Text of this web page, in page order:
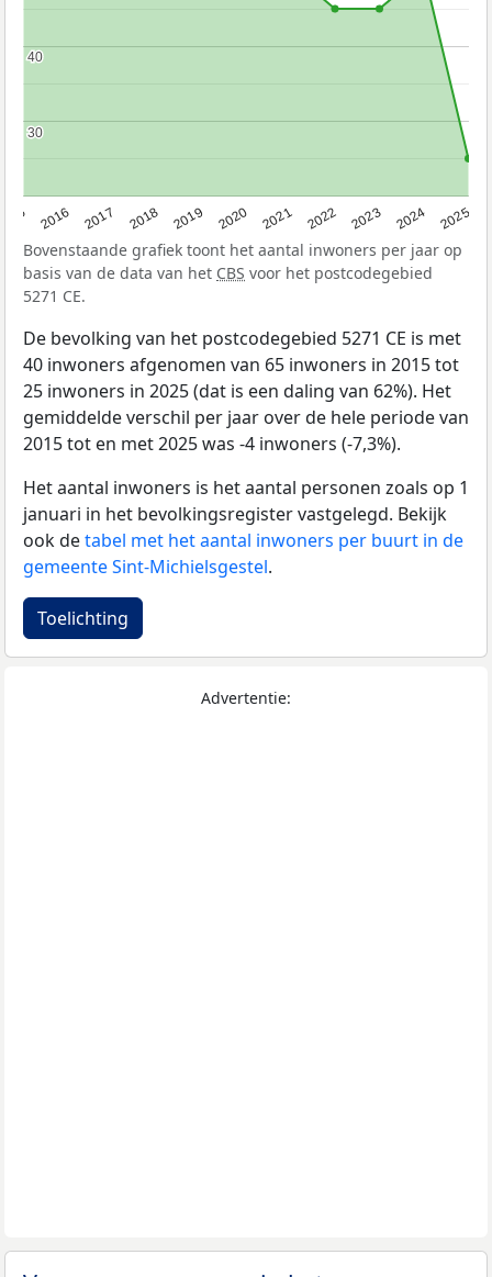
2016 2017 2018 2019 2020 2021 2022 2023 2024 2025
30
30
40
40
Bovenstaande grafiek toont het aantal inwoners per jaar op
basis van de data van het CBS voor het postcodegebied
5271 CE.
De bevolking van het postcodegebied 5271 CE is met
40 inwoners afgenomen van 65 inwoners in 2015 tot
25 inwoners in 2025 (dat is een daling van 62%). Het
gemiddelde verschil per jaar over de hele periode van
2015 tot en met 2025 was -4 inwoners (-7,3%).
Het aantal inwoners is het aantal personen zoals op 1
januari in het bevolkingsregister vastgelegd. Bekijk
ook detabel met het aantal inwoners per buurt in de
gemeente Sint-Michielsgestel.
Toelichting
Advertentie: